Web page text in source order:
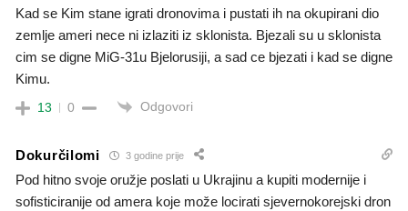
Kad se Kim stane igrati dronovima i pustati ih na okupirani dio
zemlje ameri nece ni izlaziti iz sklonista. Bjezali su u sklonista
cim se digne MiG-31u Bjelorusiji, a sad ce bjezati i kad se digne
Kimu.
13 0 Odgovori
Dokurčilomi 3 godine prije
Pod hitno svoje oružje poslati u Ukrajinu a kupiti modernije i
sofisticiranije od amera koje može locirati sjevernokorejski dron